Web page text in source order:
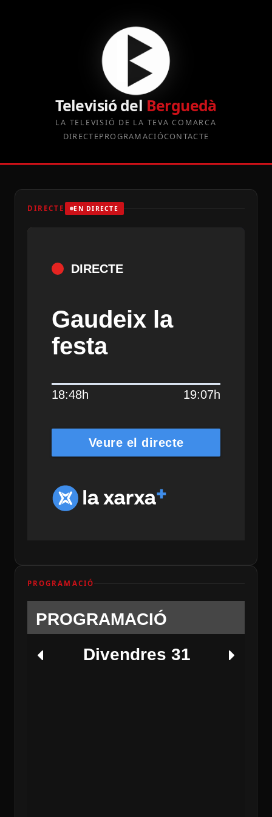
Televisió del Berguedà
LA TELEVISIÓ DE LA TEVA COMARCA
DIRECTEPROGRAMACIÓCONTACTE
DIRECTE EN DIRECTE
DIRECTE
Gaudeix la
festa
18:48h 19:07h
Veure el directe
PROGRAMACIÓ
PROGRAMACIÓ
Divendres 31